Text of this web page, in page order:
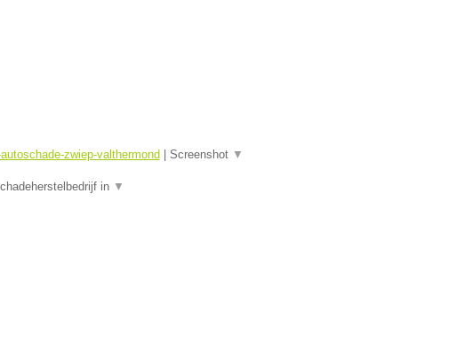
zwiep-valthermond Screenshot ▼
in ▼